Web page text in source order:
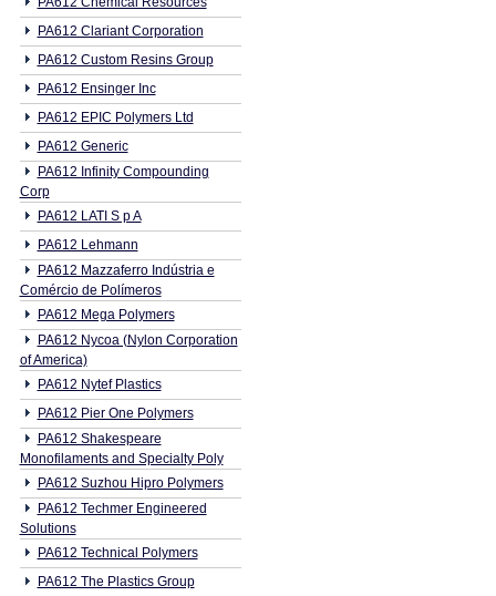
PA612 Clariant Corporation
PA612 Custom Resins Group
PA612 Ensinger Inc
PA612 EPIC Polymers Ltd
PA612 Generic
PA612 Infinity Compounding
Corp
PA612 LATI S p A
PA612 Lehmann
PA612 Mazzaferro Indústria e
Comércio de Polímeros
PA612 Mega Polymers
PA612 Nycoa (Nylon Corporation
of America)
PA612 Nytef Plastics
PA612 Pier One Polymers
PA612 Shakespeare
Monofilaments and Specialty Poly
PA612 Suzhou Hipro Polymers
PA612 Techmer Engineered
Solutions
PA612 Technical Polymers
PA612 The Plastics Group